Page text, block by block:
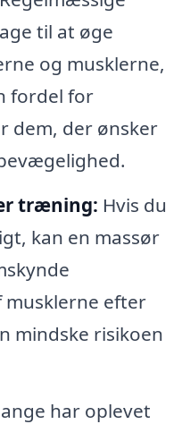
til at øge
og musklerne,
fordel for
dem, der ønsker
træning: Hvis du
kan en massør
efter
mindske risikoen
har oplevet